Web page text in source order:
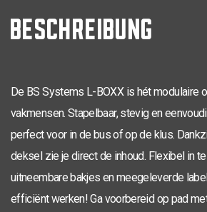
BESCHREIBUNG
De BS Systems L-BOXX is hét modulaire
vakmensen. Stapelbaar, stevig en
perfect voor in de bus of op de klus.
deksel zie je direct de inhoud. Flexibel in
uitneembare bakjes en meegeleverde
efficiënt werken! Ga voorbereid op pad